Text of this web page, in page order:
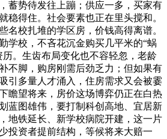
蓄势待发往上蹦；供应一多，买家有
稳得住。社会要素也正在里头搅和。
名校扎堆的学区房，价钱高得离谱。
学校，不吝花沉金购买几平米的“蜗
历。生齿布局变化也不容轻忽，老龄
不脚，购房刚需后劲乏力；但如果有
引多量人才涌入，住房需求又会被霎
瞻望将来，房价这场博弈仍正在白热
蓝图雄伟，要打制科创高地、宜居新
地铁延长、新学校病院开建，这一片
投资者提前结构，等候将来大赔一